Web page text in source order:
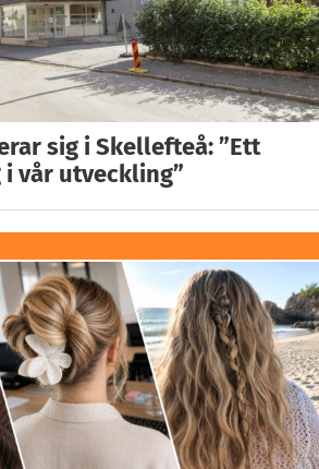
sig i Skellefteå: ”Ett
vår utveckling”